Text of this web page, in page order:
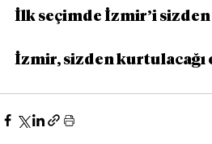
İlk seçimde İzmir’i
İzmir, sizden kurtulacağı